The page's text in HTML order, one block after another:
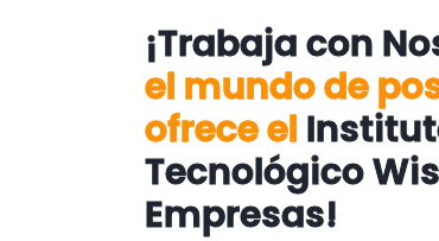
¡Trabaja con
el mundo de
ofrece el
Tecnológico
Empresas!